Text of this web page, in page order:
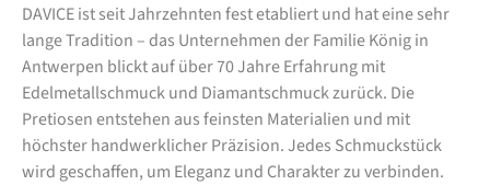
DAVICE ist seit Jahrzehnten fest etabliert und hat eine sehr
lange Tradition – das Unternehmen der Familie König in
Antwerpen blickt auf über 70 Jahre Erfahrung mit
Edelmetallschmuck und Diamantschmuck zurück. Die
Pretiosen entstehen aus feinsten Materialien und mit
höchster handwerklicher Präzision. Jedes Schmuckstück
wird geschaffen, um Eleganz und Charakter zu verbinden.